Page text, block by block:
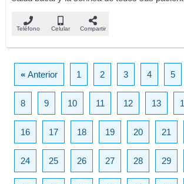
Teléfono Celular Compartir
«Anterior 1 2 3 4 5
8 9 10 11 12 13
16 17 18 19 20 21
24 25 26 27 28 29